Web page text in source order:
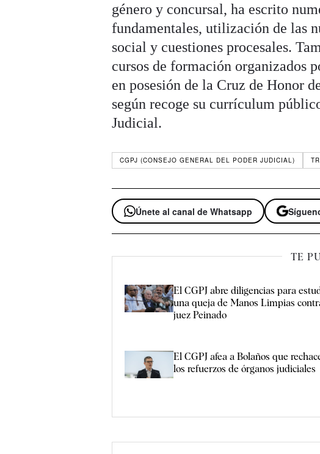
género y concursal, ha escrito
fundamentales, utilización de las
social y cuestiones procesales.
cursos de formación organizados
en posesión de la Cruz de Honor
según recoge su currículum
Judicial.
CGPJ (CONSEJO GENERAL DEL PODER JUDICIAL)
Únete al canal de Whatsapp
TE
El CGPJ abre diligencias para
una queja de Manos Limpias
juez Peinado
El CGPJ afea a Bolaños que
los refuerzos de órganos judiciales